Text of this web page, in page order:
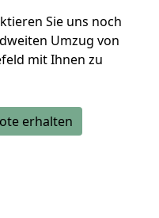
Sie uns noch
Umzug von
mit Ihnen zu
erhalten